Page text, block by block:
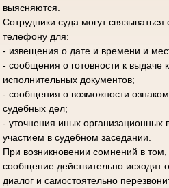
выясняются.
Сотрудники суда могут
телефону для:
- извещения о дате и времени и
- сообщения о готовности к выдаче
исполнительных документов;
- сообщения о возможности
судебных дел;
- уточнения иных организационных
участием в судебном заседании.
При возникновении сомнений в
сообщение действительно исходят
диалог и самостоятельно